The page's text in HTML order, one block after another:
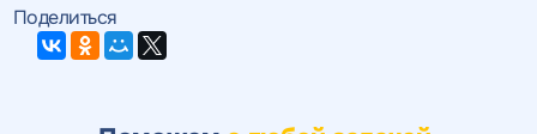
Поделиться